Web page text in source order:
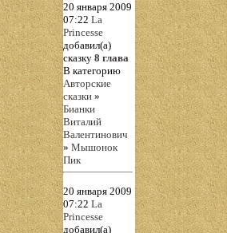
20 января 2009
07:22 La
Princesse
добавил(а)
сказку 8 глава
В категорию
Авторские
сказки »
Бианки
Виталий
Валентинович
» Мышонок
Пик
20 января 2009
07:22 La
Princesse
добавил(а)